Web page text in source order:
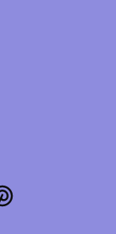
Pinterest